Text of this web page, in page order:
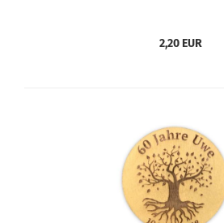
2,20 EUR